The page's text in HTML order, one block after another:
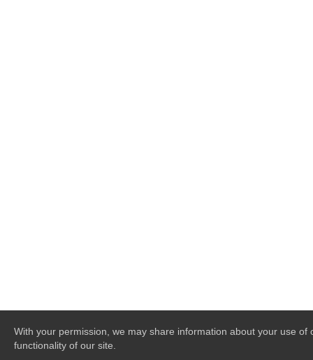
With your permission, we may share information about your use of
functionality of our site.